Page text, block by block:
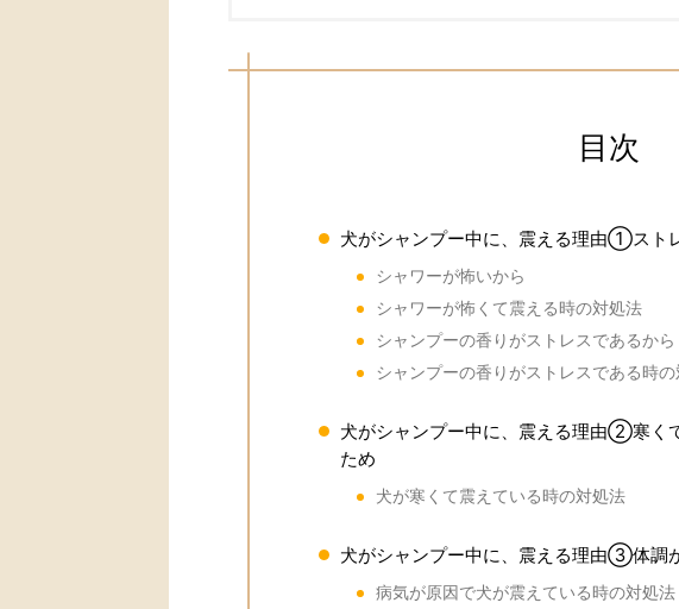
目次
犬がシャンプー中に、震える理由①スト
シャワーが怖いから
シャワーが怖くて震える時の対処法
シャンプーの香りがストレスであるから
シャンプーの香りがストレスである時
犬がシャンプー中に、震える理由②寒く
ため
犬が寒くて震えている時の対処法
犬がシャンプー中に、震える理由③体調
病気が原因で犬が震えている時の対処法